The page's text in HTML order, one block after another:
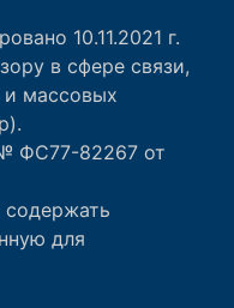
10.11.2021 г.
в сфере связи,
массовых
ФС77-82267 от
содержать
для